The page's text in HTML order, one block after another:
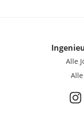
Alle